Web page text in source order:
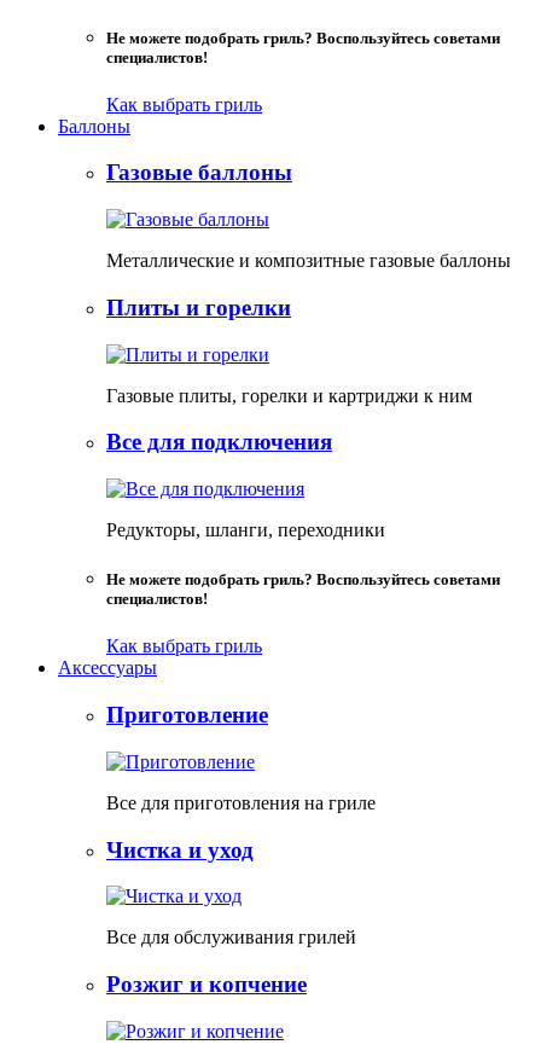
Не можете подобрать гриль? Воспользуйтесь советами
специалистов!
Как выбрать гриль
Баллоны
Газовые баллоны
Металлические и композитные газовые баллоны
Плиты и горелки
Газовые плиты, горелки и картриджи к ним
Все для подключения
Редукторы, шланги, переходники
Не можете подобрать гриль? Воспользуйтесь советами
специалистов!
Как выбрать гриль
Аксессуары
Приготовление
Все для приготовления на гриле
Чистка и уход
Все для обслуживания грилей
Розжиг и копчение